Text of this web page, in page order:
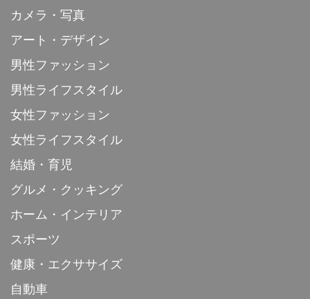
カメラ・写真
アート・デザイン
男性ファッション
男性ライフスタイル
女性ファッション
女性ライフスタイル
結婚・育児
グルメ・クッキング
ホーム・インテリア
スポーツ
健康・エクササイズ
自動車